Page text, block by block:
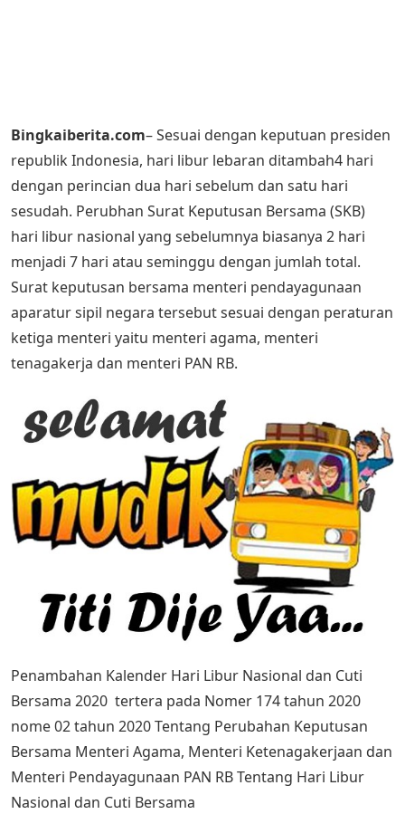
Bingkaiberita.com– Sesuai dengan keputuan presiden
republik Indonesia, hari libur lebaran ditambah4 hari
dengan perincian dua hari sebelum dan satu hari
sesudah. Perubhan Surat Keputusan Bersama (SKB)
hari libur nasional yang sebelumnya biasanya 2 hari
menjadi 7 hari atau seminggu dengan jumlah total.
Surat keputusan bersama menteri pendayagunaan
aparatur sipil negara tersebut sesuai dengan peraturan
ketiga menteri yaitu menteri agama, menteri
tenagakerja dan menteri PAN RB.
Penambahan Kalender Hari Libur Nasional dan Cuti
Bersama 2020 tertera pada Nomer 174 tahun 2020
nome 02 tahun 2020 Tentang Perubahan Keputusan
Bersama Menteri Agama, Menteri Ketenagakerjaan dan
Menteri Pendayagunaan PAN RB Tentang Hari Libur
Nasional dan Cuti Bersama